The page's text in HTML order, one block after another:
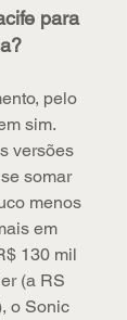
para
pelo
sim.
versões
somar
menos
em
130 mil
(a RS
o Sonic